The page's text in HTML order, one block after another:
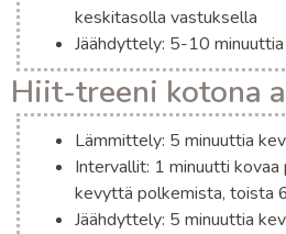
keskitasolla vastuksella
Jäähdyttely: 5-10
Hiit-treeni kotona
Lämmittely: 5 minuuttia
Intervallit: 1 minuutti
kevyttä polkemista, toista
Jäähdyttely: 5 minuuttia